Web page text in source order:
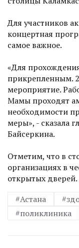
Для участников
концертная
самое важное.
«Для
прикрепленным.
мероприятие.
Мамы проходят
необходимости
меры», - сказала
Байсеркина.
Отметим, что в
организациях в
открытых дверей.
#Астана
#поликлиника